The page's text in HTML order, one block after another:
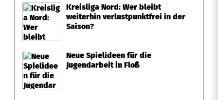
Kreisliga Nord: Wer bleibt
weiterhin verlustpunktfrei in der
Saison?
Neue Spielideen für die
Jugendarbeit in Floß